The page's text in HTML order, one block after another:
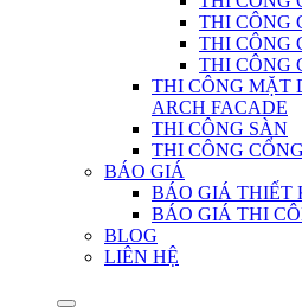
THI CÔNG
THI CÔNG
THI CÔNG
THI CÔNG MẶT
ARCH FACADE
THI CÔNG SÀN
THI CÔNG
BÁO GIÁ
BÁO GIÁ THIẾT
BÁO GIÁ THI
BLOG
LIÊN HỆ